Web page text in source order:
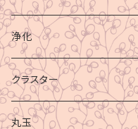
浄化
クラスター
丸玉